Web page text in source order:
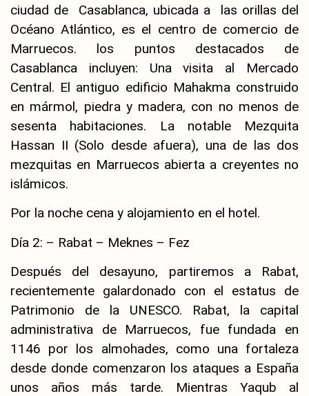
ciudad de Casablanca, ubicada a las orillas del
Océano Atlántico, es el centro de comercio de
Marruecos. los puntos destacados de
Casablanca incluyen: Una visita al Mercado
Central. El antiguo edificio Mahakma construido
en mármol, piedra y madera, con no menos de
sesenta habitaciones. La notable Mezquita
Hassan II (Solo desde afuera), una de las dos
mezquitas en Marruecos abierta a creyentes no
islámicos.
Por la noche cena y alojamiento en el hotel.
Día 2: – Rabat – Meknes – Fez
Después del desayuno, partiremos a Rabat,
recientemente galardonado con el estatus de
Patrimonio de la UNESCO. Rabat, la capital
administrativa de Marruecos, fue fundada en
1146 por los almohades, como una fortaleza
desde donde comenzaron los ataques a España
unos años más tarde. Mientras Yaqub al